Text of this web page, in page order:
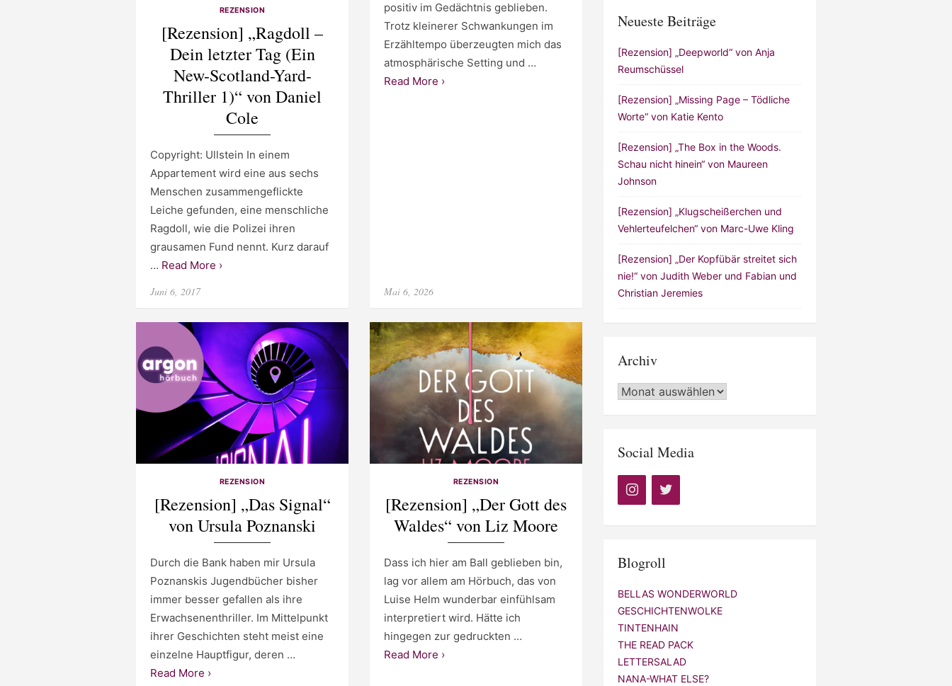
REZENSION
[Rezension] „Ragdoll –
Dein letzter Tag (Ein
New-Scotland-Yard-
Thriller 1)“ von Daniel
Cole
Copyright: Ullstein In einem
Appartement wird eine aus sechs
Menschen zusammengeflickte
Leiche gefunden, eine menschliche
Ragdoll, wie die Polizei ihren
grausamen Fund nennt. Kurz darauf
… Read More ›
Posted
Juni 6, 2017
positiv im Gedächtnis geblieben.
Trotz kleinerer Schwankungen im
Erzähltempo überzeugten mich das
atmosphärische Setting und …
Read More ›
Posted
Mai 6, 2026
REZENSION
[Rezension] „Das Signal“
von Ursula Poznanski
Durch die Bank haben mir Ursula
Poznanskis Jugendbücher bisher
immer besser gefallen als ihre
Erwachsenenthriller. Im Mittelpunkt
ihrer Geschichten steht meist eine
einzelne Hauptfigur, deren …
Read More ›
REZENSION
[Rezension] „Der Gott des
Waldes“ von Liz Moore
Dass ich hier am Ball geblieben bin,
lag vor allem am Hörbuch, das von
Luise Helm wunderbar einfühlsam
interpretiert wird. Hätte ich
hingegen zur gedruckten …
Read More ›
Neueste Beiträge
[Rezension] „Deepworld“ von Anja
Reumschüssel
[Rezension] „Missing Page – Tödliche
Worte“ von Katie Kento
[Rezension] „The Box in the Woods.
Schau nicht hinein“ von Maureen
Johnson
[Rezension] „Klugscheißerchen und
Vehlerteufelchen“ von Marc-Uwe Kling
[Rezension] „Der Kopfübär streitet sich
nie!“ von Judith Weber und Fabian und
Christian Jeremies
Archiv
Archiv
Social Media
Blogroll
BELLAS WONDERWORLD
GESCHICHTENWOLKE
TINTENHAIN
THE READ PACK
LETTERSALAD
NANA-WHAT ELSE?